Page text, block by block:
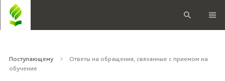
Поступающему
Ответы на обращения, связанные с приемом на
обучение